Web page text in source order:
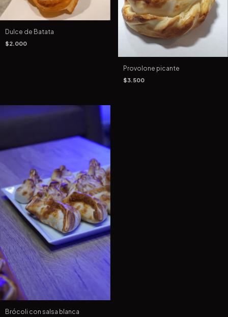
Dulce de Batata
$2.000
Provolone picante
$3.500
Brócoli con salsa blanca